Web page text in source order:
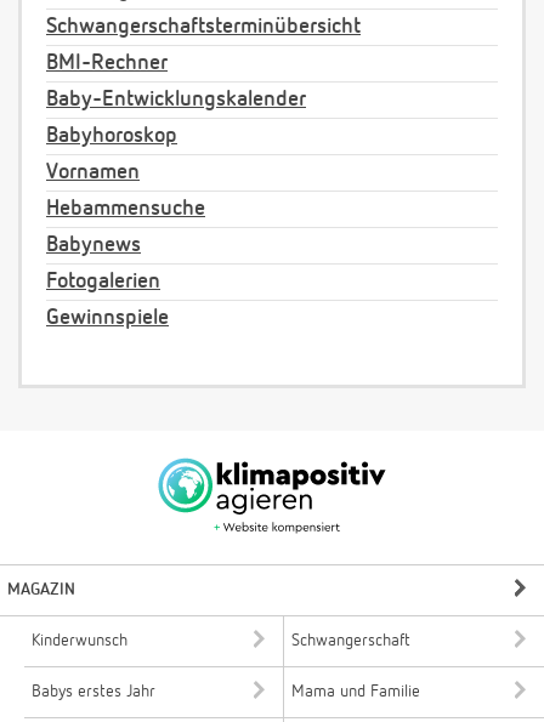
Schwangerschaftsterminübersicht
BMI-Rechner
Baby-Entwicklungskalender
Babyhoroskop
Vornamen
Hebammensuche
Babynews
Fotogalerien
Gewinnspiele
MAGAZIN
Kinderwunsch Schwangerschaft
Babys erstes Jahr Mama und Familie